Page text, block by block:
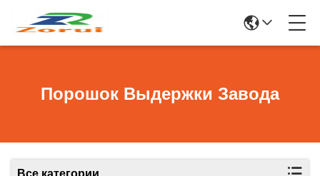
Порошок Выдержки Завода
Все категории